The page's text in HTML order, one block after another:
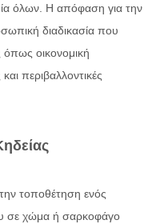
όλων. Η απόφαση για την
διαδικασία που
οικονομική
περιβαλλοντικές
τοποθέτηση ενός
σε χώμα ή σαρκοφάγο